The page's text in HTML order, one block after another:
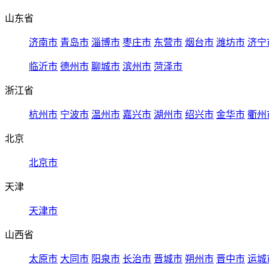
山东省
济南市 青岛市 淄博市 枣庄市 东营市 烟台市 潍坊市 济宁
临沂市 德州市 聊城市 滨州市 菏泽市
浙江省
杭州市 宁波市 温州市 嘉兴市 湖州市 绍兴市 金华市 衢州
北京
北京市
天津
天津市
山西省
太原市 大同市 阳泉市 长治市 晋城市 朔州市 晋中市 运城